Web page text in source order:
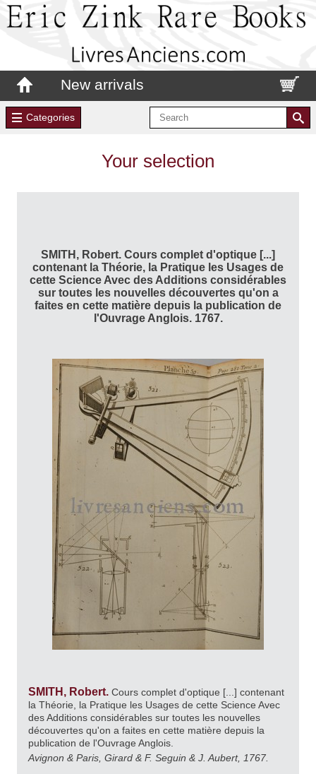
New arrivals
Categories
Your selection
SMITH, Robert. Cours complet d'optique [...]
contenant la Théorie, la Pratique les Usages de
cette Science Avec des Additions considérables
sur toutes les nouvelles découvertes qu'on a
faites en cette matière depuis la publication de
l'Ouvrage Anglois. 1767.
SMITH, Robert. Cours complet d'optique [...] contenant
la Théorie, la Pratique les Usages de cette Science Avec
des Additions considérables sur toutes les nouvelles
découvertes qu'on a faites en cette matière depuis la
publication de l'Ouvrage Anglois.
Avignon & Paris, Girard & F. Seguin & J. Aubert, 1767.